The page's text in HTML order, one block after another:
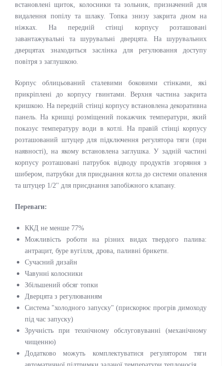
встановлені щиток, колосники та зольник, призначений для
видалення попілу та шлаку. Топка знизу закрита дном на
ніжках. На передній стінці корпусу розташовані
завантажувальні та шурувальні дверцята. На шурувальних
дверцятах знаходиться заслінка для регулювання доступу
повітря з заглушкою.
Корпус облицьований сталевими боковими стінками, які
прикріплені до корпусу гвинтами. Верхня частина закрита
кришкою. На передній стінці корпусу встановлена декоративна
панель. На кришці розміщений покажчик температури, який
показує температуру води в котлі. На правій стінці корпусу
розташований штуцер для підключення регулятора тяги (при
наявності), на якому встановлена заглушка. У задній частині
корпусу розташовані патрубок відводу продуктів згоряння з
шибером, патрубки для приєднання котла до системи опалення
та штуцер 1/2'' для приєднання запобіжного клапану.
Переваги:
ККД не менше 77%
Можливість роботи на різних видах твердого палива:
антрацит, буре вугілля, дрова, паливні брикети.
Сучасний дизайн
Чавунні колосники
Збільшений обсяг топки
Дверцята з регулюванням
Система "холодного запуску" (прискорює прогрів димоходу
під час запуску)
Зручність при технічному обслуговуванні (механічному
чищенню)
Додатково можуть комплектуватися регулятором тяги